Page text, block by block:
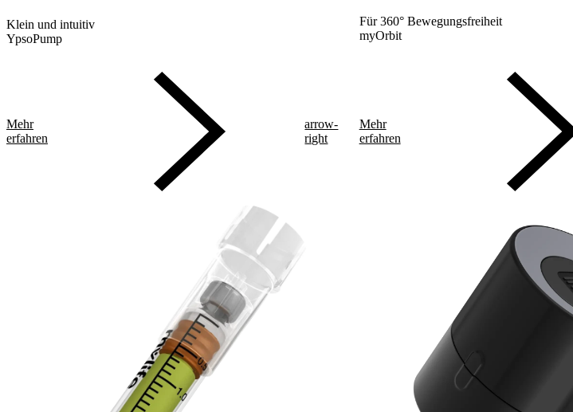
Klein und intuitiv
YpsoPump
Mehr
erfahren
arrow-
right
Für 360° Bewegungsfreiheit
myOrbit
Mehr
erfahren